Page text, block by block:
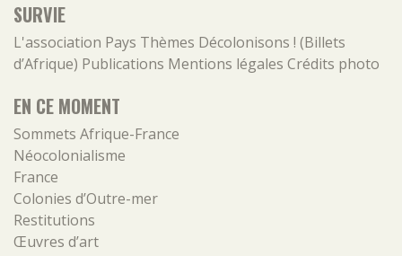
SURVIE
L'association Pays Thèmes Décolonisons ! (Billets
d’Afrique) Publications Mentions légales Crédits photo
EN CE MOMENT
Sommets Afrique-France
Néocolonialisme
France
Colonies d’Outre-mer
Restitutions
Œuvres d’art